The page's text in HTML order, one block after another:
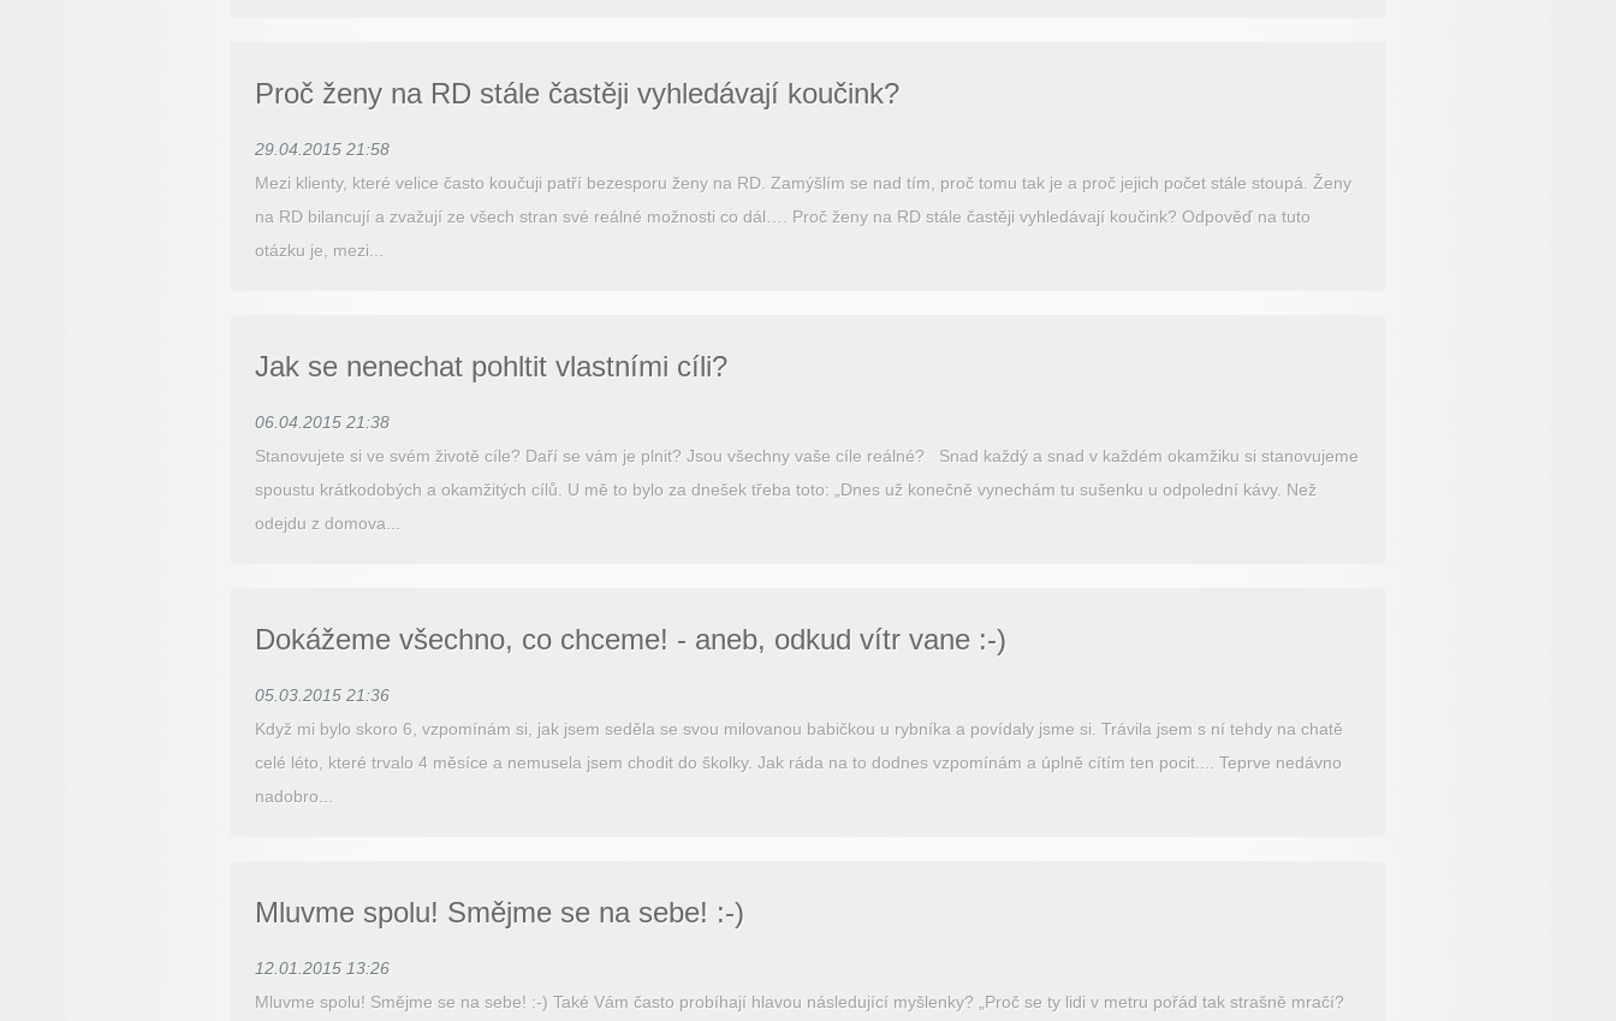
Proč ženy na RD stále častěji vyhledávají koučink?
29.04.2015 21:58
Mezi klienty, které velice často koučuji patří bezesporu ženy na RD. Zamýšlím se nad tím, proč tomu tak je a proč jejich počet stále stoupá. Ženy
na RD bilancují a zvažují ze všech stran své reálné možnosti co dál…. Proč ženy na RD stále častěji vyhledávají koučink? Odpověď na tuto
otázku je, mezi...
Jak se nenechat pohltit vlastními cíli?
06.04.2015 21:38
Stanovujete si ve svém životě cíle? Daří se vám je plnit? Jsou všechny vaše cíle reálné? Snad každý a snad v každém okamžiku si stanovujeme
spoustu krátkodobých a okamžitých cílů. U mě to bylo za dnešek třeba toto: „Dnes už konečně vynechám tu sušenku u odpolední kávy. Než
odejdu z domova...
Dokážeme všechno, co chceme! - aneb, odkud vítr vane :-)
05.03.2015 21:36
Když mi bylo skoro 6, vzpomínám si, jak jsem seděla se svou milovanou babičkou u rybníka a povídaly jsme si. Trávila jsem s ní tehdy na chatě
celé léto, které trvalo 4 měsíce a nemusela jsem chodit do školky. Jak ráda na to dodnes vzpomínám a úplně cítím ten pocit.... Teprve nedávno
nadobro...
Mluvme spolu! Smějme se na sebe! :-)
12.01.2015 13:26
Mluvme spolu! Smějme se na sebe! :-) Také Vám často probíhají hlavou následující myšlenky? „Proč se ty lidi v metru pořád tak strašně mračí?